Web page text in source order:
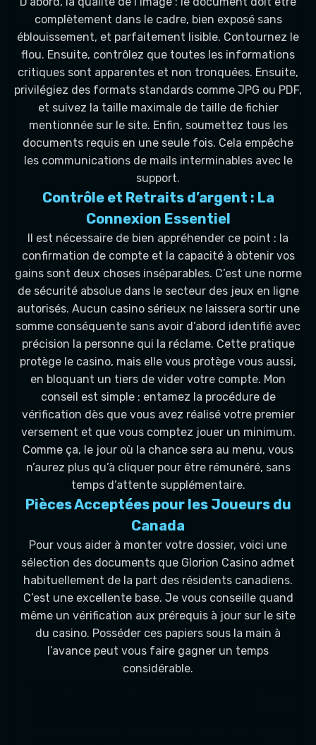
complètement dans le cadre, bien exposé sans
éblouissement, et parfaitement lisible. Contournez le
flou. Ensuite, contrôlez que toutes les informations
critiques sont apparentes et non tronquées. Ensuite,
privilégiez des formats standards comme JPG ou PDF,
et suivez la taille maximale de taille de fichier
mentionnée sur le site. Enfin, soumettez tous les
documents requis en une seule fois. Cela empêche
les communications de mails interminables avec le
support.
Contrôle et Retraits d’argent : La
Connexion Essentiel
Il est nécessaire de bien appréhender ce point : la
confirmation de compte et la capacité à obtenir vos
gains sont deux choses inséparables. C’est une norme
de sécurité absolue dans le secteur des jeux en ligne
autorisés. Aucun casino sérieux ne laissera sortir une
somme conséquente sans avoir d’abord identifié avec
précision la personne qui la réclame. Cette pratique
protège le casino, mais elle vous protège vous aussi,
en bloquant un tiers de vider votre compte. Mon
conseil est simple : entamez la procédure de
vérification dès que vous avez réalisé votre premier
versement et que vous comptez jouer un minimum.
Comme ça, le jour où la chance sera au menu, vous
n’aurez plus qu’à cliquer pour être rémunéré, sans
temps d’attente supplémentaire.
Pièces Acceptées pour les Joueurs du
Canada
Pour vous aider à monter votre dossier, voici une
sélection des documents que Glorion Casino admet
habituellement de la part des résidents canadiens.
C’est une excellente base. Je vous conseille quand
même un vérification aux prérequis à jour sur le site
du casino. Posséder ces papiers sous la main à
l’avance peut vous faire gagner un temps
considérable.